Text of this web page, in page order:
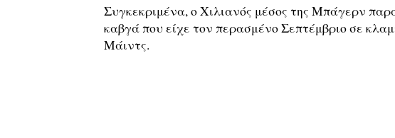
Συγκεκριμένα, ο Χιλιανός μέσος της Μπάγερν
καβγά που είχε τον περασμένο Σεπτέμβριο σε
Μάιντς.